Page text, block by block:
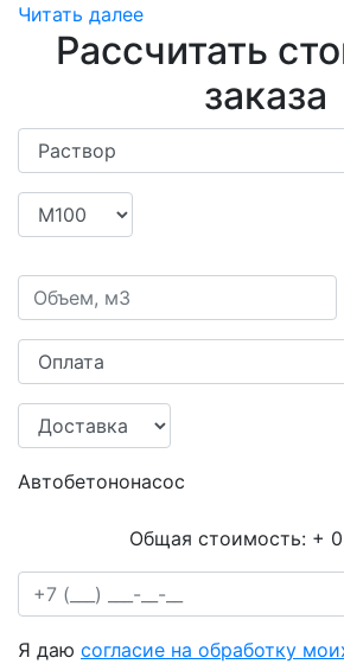
Читать далее
Рассчитать
заказа
Автобетононасос
Общая стоимость: +
Я даю согласие на обработку